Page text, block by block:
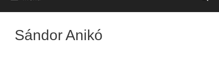
Sándor Anikó